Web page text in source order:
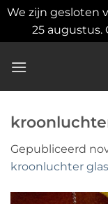
We zijn gesloten
25 augustus.
naar
Gepubliceerd
kroonluchter glas